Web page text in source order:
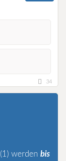
34
(1)werden bis